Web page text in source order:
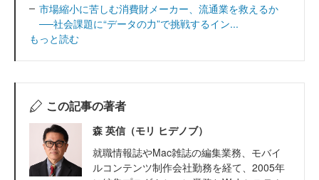
市場縮小に苦しむ消費財メーカー、流通業を救えるか
──社会課題に“データの力”で挑戦するイン...
もっと読む
この記事の著者
森 英信（モリ ヒデノブ）
就職情報誌やMac雑誌の編集業務、モバイ
ルコンテンツ制作会社勤務を経て、2005年